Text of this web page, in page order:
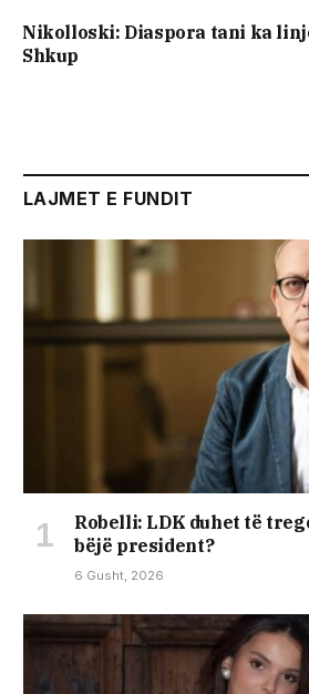
Nikolloski: Diaspora tani ka
Shkup
LAJMET E FUNDIT
Robelli: LDK duhet të
bëjë president?
6 Gusht, 2026